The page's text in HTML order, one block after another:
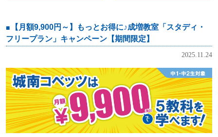
【月額9,900円～】もっとお得に♪成増教室「スタディ・
フリープラン」キャンペーン【期間限定】
2025.11.24